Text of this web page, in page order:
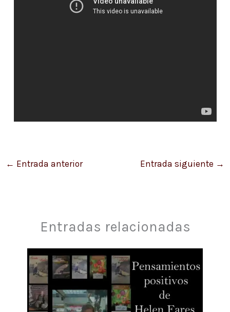
← Entrada anterior Entrada siguiente →
Entradas relacionadas